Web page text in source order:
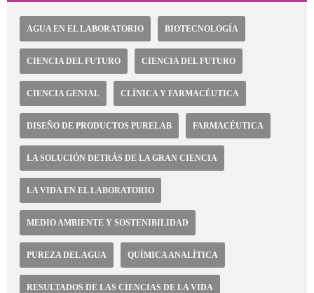
AGUA EN EL LABORATORIO BIOTECNOLOGÍA
CIENCIA DEL FUTURO CIENCIA DEL FUTURO
CIENCIA GENIAL CLÍNICA Y FARMACÉUTICA
DISEÑO DE PRODUCTOS PURELAB FARMACÉUTICA
LA SOLUCIÓN DETRÁS DE LA GRAN CIENCIA
LA VIDA EN EL LABORATORIO
MEDIO AMBIENTE Y SOSTENIBILIDAD
PUREZA DEL AGUA QUÍMICA ANALÍTICA
RESULTADOS DE LAS CIENCIAS DE LA VIDA